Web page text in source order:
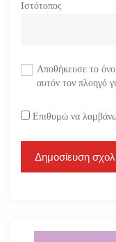
Ιστότοπος
Αποθήκευσε το
αυτόν τον πλοηγό
Επιθυμώ να